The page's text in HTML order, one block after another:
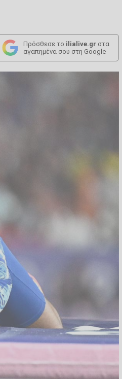
Πρόσθεσε το ilialive.gr στα
αγαπημένα σου στη Google